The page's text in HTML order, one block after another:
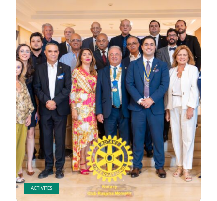
pour
le
Rotary
Club
Ruspina
Monastir
:
une
reconnaissance
de
notre
impact
à
l’échelle
de
ACTIVITÉS